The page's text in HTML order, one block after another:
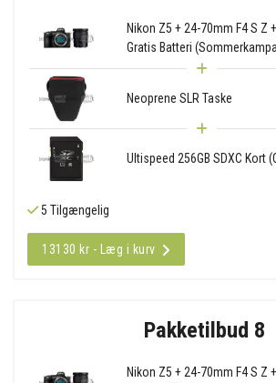
Nikon Z5 + 24-70mm F4 S Z
Gratis Batteri
Neoprene SLR Taske
Ultispeed 256GB SDXC Kort
5 Tilgængelig
13130 kr - Læg i kurv
Pakketilbud 8
Nikon Z5 + 24-70mm F4 S Z